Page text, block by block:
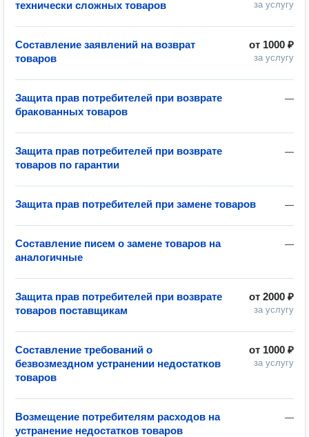
за услугу
технически сложных товаров
от 1000 ₽
за услугу
Составление заявлений на возврат
товаров
—
Защита прав потребителей при возврате
бракованных товаров
—
Защита прав потребителей при возврате
товаров по гарантии
—
Защита прав потребителей при замене товаров
—
Составление писем о замене товаров на
аналогичные
от 2000 ₽
за услугу
Защита прав потребителей при возврате
товаров поставщикам
от 1000 ₽
за услугу
Составление требований о
безвозмездном устранении недостатков
товаров
—
Возмещение потребителям расходов на
устранение недостатков товаров